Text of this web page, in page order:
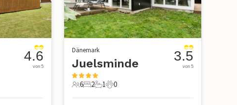
4.6
von 5
Dänemark
Juelsminde
6 Gäste
6
2 Schlafzimmer
2
1 Badezimmer
1
0 Haustiere
0
3.5
von 5